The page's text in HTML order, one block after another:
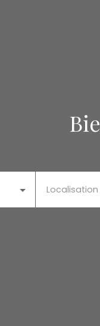
Localisation